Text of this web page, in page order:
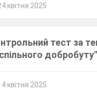
квітня 2025
тест за
добробуту"
квітня 2025